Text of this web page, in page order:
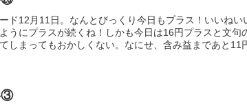
ド12月11日。なんとびっくり今日もプラス！いいねい
うにプラスが続くね！しかも今日は16円プラスと文句
しまってもおかしくない。なにせ、含み益まであと11
③